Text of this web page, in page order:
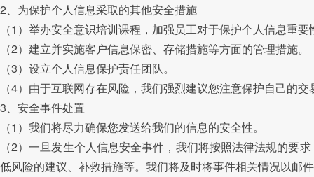
2、为保护个人信息采取的其他安全措施
（1）举办安全意识培训课程，加强员工对于保护个人信息重
（2）建立并实施客户信息保密、存储措施等方面的管理措施。
（3）设立个人信息保护责任团队。
（4）由于互联网存在风险，我们强烈建议您注意保护自己的
3、安全事件处置
（1）我们将尽力确保您发送给我们的信息的安全性。
（2）一旦发生个人信息安全事件，我们将按照法律法规的
低风险的建议、补救措施等。我们将及时将事件相关情况以邮